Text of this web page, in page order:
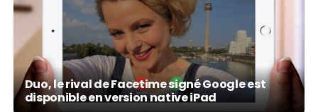
Duo, le rival de Facetime signé Google est
disponible en version native iPad